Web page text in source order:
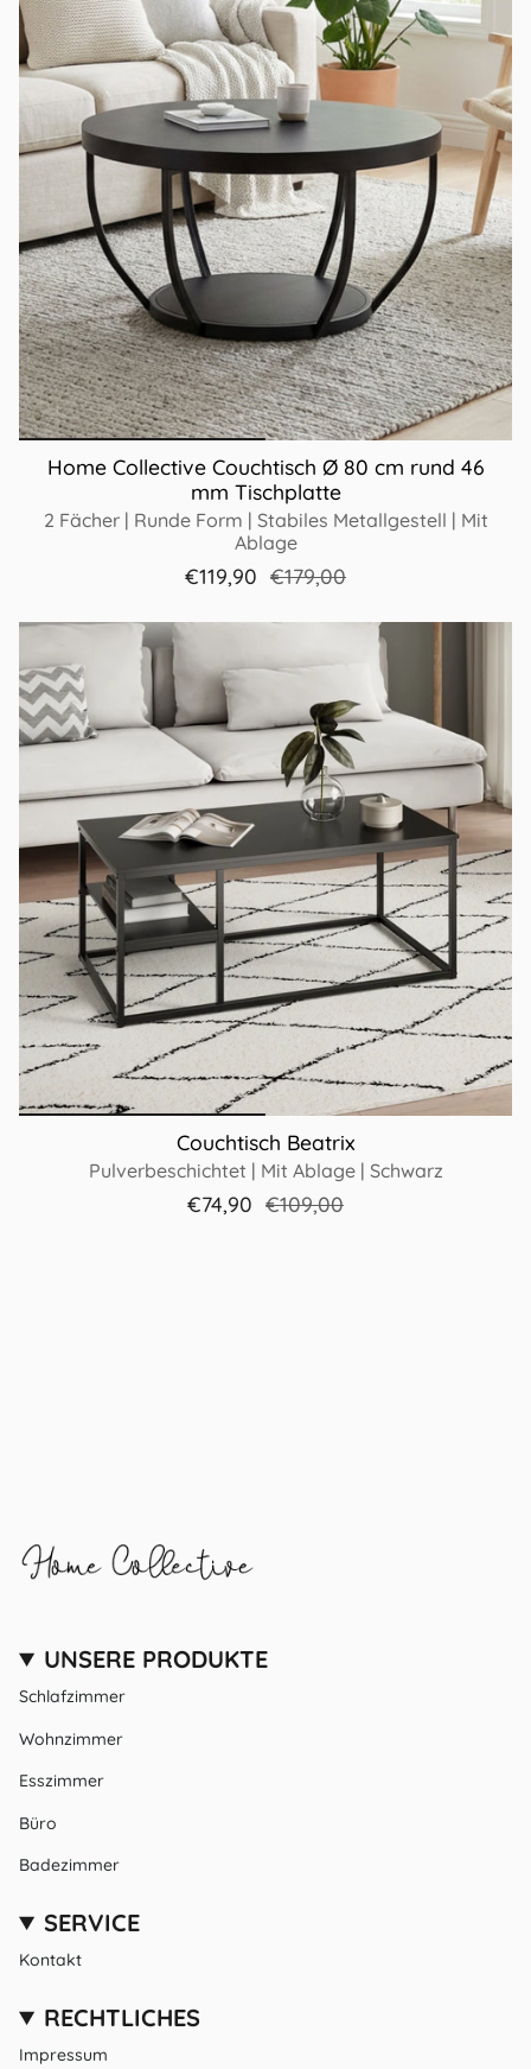
Home Collective Couchtisch Ø 80 cm rund 46
mm Tischplatte
2 Fächer | Runde Form | Stabiles Metallgestell | Mit
Ablage
€119,90 €179,00
Couchtisch Beatrix
Pulverbeschichtet | Mit Ablage | Schwarz
€74,90 €109,00
UNSERE PRODUKTE
Schlafzimmer
Wohnzimmer
Esszimmer
Büro
Badezimmer
SERVICE
Kontakt
RECHTLICHES
Impressum